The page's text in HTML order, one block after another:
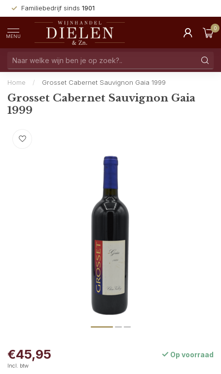
Familiebedrijf sinds 1901
MENU
0
Home / Grosset Cabernet Sauvignon Gaia 1999
Grosset Cabernet Sauvignon Gaia
1999
€45,95
Incl. btw
Op voorraad